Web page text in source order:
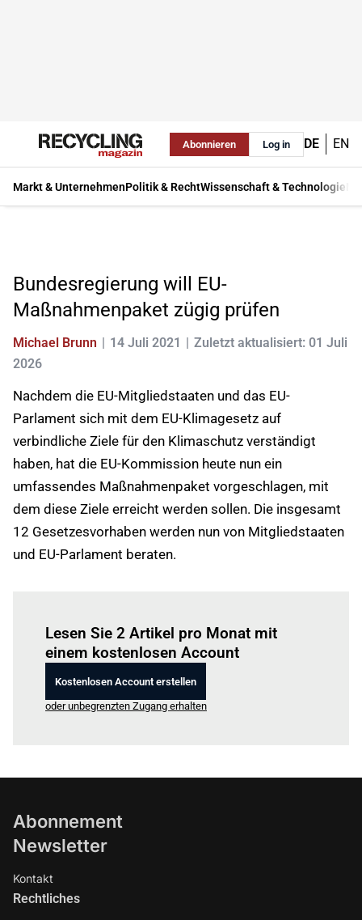
Abonnieren Log in DE EN
Markt & UnternehmenPolitik & RechtWissenschaft & Technologie
Bundesregierung will EU-
Maßnahmenpaket zügig prüfen
Michael Brunn 14 Juli 2021
Zuletzt aktualisiert: 01 Juli
2026
Nachdem die EU-Mitgliedstaaten und das EU-
Parlament sich mit dem EU-Klimagesetz auf
verbindliche Ziele für den Klimaschutz verständigt
haben, hat die EU-Kommission heute nun ein
umfassendes Maßnahmenpaket vorgeschlagen, mit
dem diese Ziele erreicht werden sollen. Die insgesamt
12 Gesetzesvorhaben werden nun von Mitgliedstaaten
und EU-Parlament beraten.
Lesen Sie 2 Artikel pro Monat mit
einem kostenlosen Account
Kostenlosen Account erstellen
oder unbegrenzten Zugang erhalten
Abonnement
Newsletter
Kontakt
Rechtliches